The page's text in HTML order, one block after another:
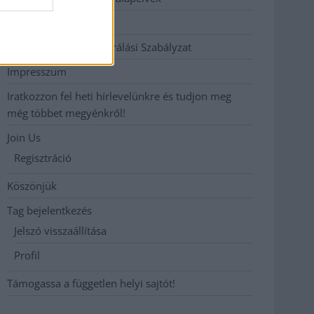
Hozzászólási és Moderálási Szabályzat
Impresszum
Iratkozzon fel heti hírlevelünkre és tudjon meg
még többet megyénkről!
Join Us
Regisztráció
Köszönjük
Tag bejelentkezés
Jelszó visszaállítása
Profil
Támogassa a független helyi sajtót!